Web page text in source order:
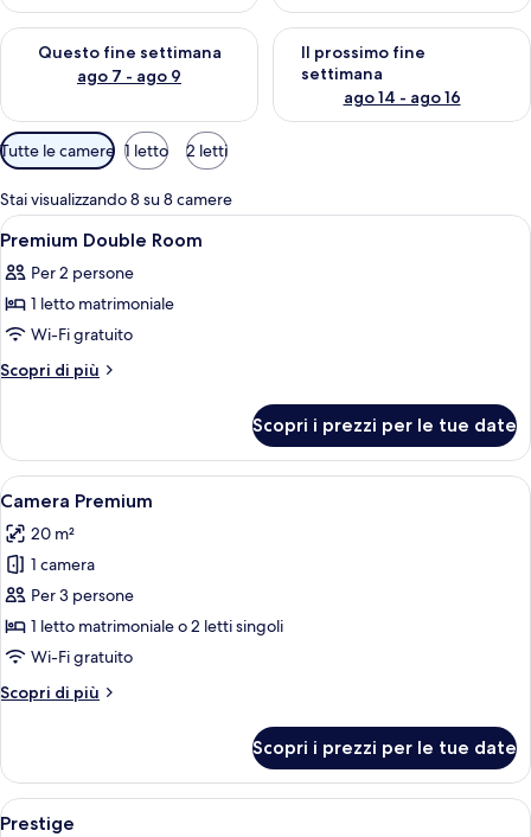
Questo fine settimana
ago 7 - ago 9
Verifica la disponibilità per questo fine settimana, ago 7 - ago
Il prossimo fine
settimana
ago 14 - ago 16
Verifica la disponibilità per il
Filtri
disponibili
per
le
camere
Tutte le camere 1 letto 2 letti
Stai visualizzando 8 su 8 camere
Apri
tutte
le
foto
per
Premium
18
Premium Double Room
Per 2 persone
1 letto matrimoniale
Wi-Fi gratuito
Scopri di più
Altri
Double
Room
Scopri i prezzi per le tue date
Apri
tutte
le
foto
per
Camera
Premium
Camera d'albergo con un letto
15
Camera Premium
20 m²
1 camera
Per 3 persone
1 letto matrimoniale o 2 letti singoli
Wi-Fi gratuito
Scopri di più
Altri
Premium
Scopri i prezzi per le tue date
Apri
Prestige | Biancheria da letto
8
Prestige